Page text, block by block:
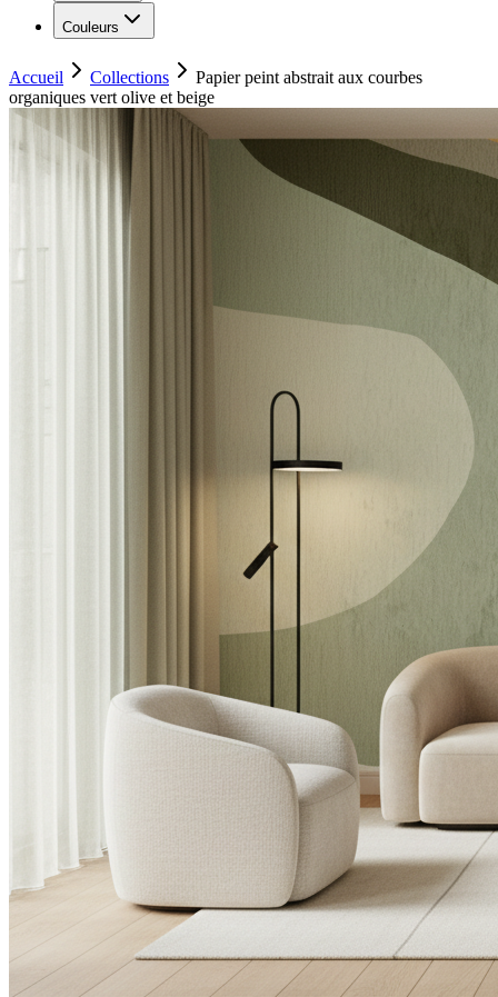
Couleurs
Accueil Collections
Papier peint abstrait aux courbes
organiques vert olive et beige